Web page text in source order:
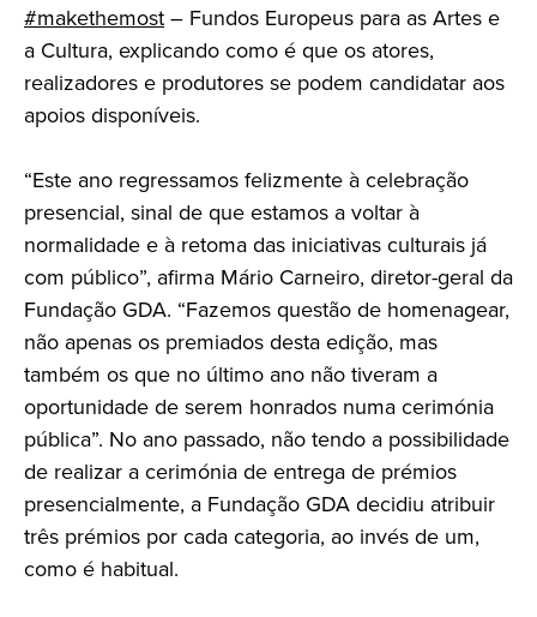
#makethemost – Fundos Europeus para as Artes e
a Cultura, explicando como é que os atores,
realizadores e produtores se podem candidatar aos
apoios disponíveis.
“Este ano regressamos felizmente à celebração
presencial, sinal de que estamos a voltar à
normalidade e à retoma das iniciativas culturais já
com público”, afirma Mário Carneiro, diretor-geral da
Fundação GDA. “Fazemos questão de homenagear,
não apenas os premiados desta edição, mas
também os que no último ano não tiveram a
oportunidade de serem honrados numa cerimónia
pública”. No ano passado, não tendo a possibilidade
de realizar a cerimónia de entrega de prémios
presencialmente, a Fundação GDA decidiu atribuir
três prémios por cada categoria, ao invés de um,
como é habitual.